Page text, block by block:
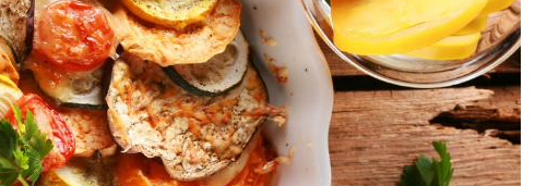
23.07.2026
All inclusive a cholesterol –
korzystać z bufetu i nie
przesadzić? [Infografika]